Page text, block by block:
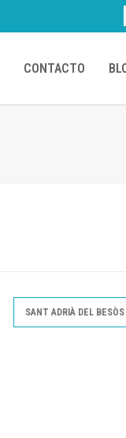
CONTACTO
SANT ADRIÀ DEL BESÒS